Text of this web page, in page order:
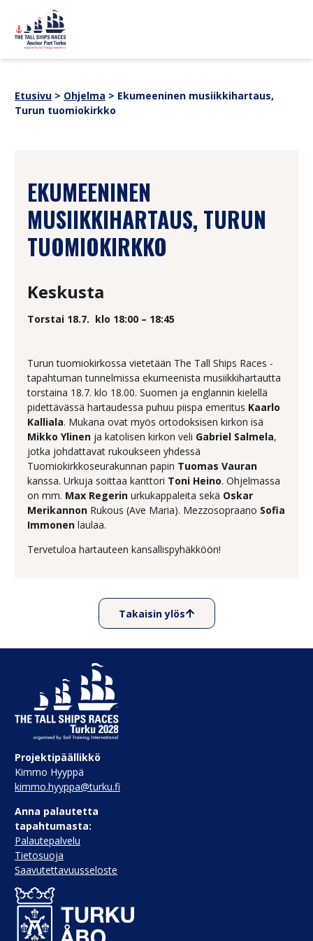
Yhteistyökumppanit
TAPAHTUMATIETOA
Etusivu > Ohjelma > Ekumeeninen musiikkihartaus,
Turun tuomiokirkko
EKUMEENINEN
MUSIIKKIHARTAUS, TURUN
TUOMIOKIRKKO
Keskusta
Torstai 18.7. klo 18:00 – 18:45
Turun tuomiokirkossa vietetään The Tall Ships Races -
tapahtuman tunnelmissa ekumeenista musiikkihartautta
torstaina 18.7. klo 18.00. Suomen ja englannin kielellä
pidettävässä hartaudessa puhuu piispa emeritus Kaarlo
Kalliala. Mukana ovat myös ortodoksisen kirkon isä
Mikko Ylinenja katolisen kirkon veli Gabriel Salmela,
jotka johdattavat rukoukseen yhdessä
Tuomiokirkkoseurakunnan papin Tuomas Vauran
kanssa. Urkuja soittaa kanttori Toni Heino. Ohjelmassa
on mm. Max Regerinurkukappaleita sekä Oskar
MerikannonRukous (Ave Maria). Mezzosopraano Sofia
Immonenlaulaa.
Tervetuloa hartauteen kansallispyhäkköön!
Takaisin ylös
Projektipäällikkö
Kimmo Hyyppä
kimmo.hyyppa@turku.fi
Anna palautetta
tapahtumasta:
Palautepalvelu
Tietosuoja
Saavutettavuusseloste